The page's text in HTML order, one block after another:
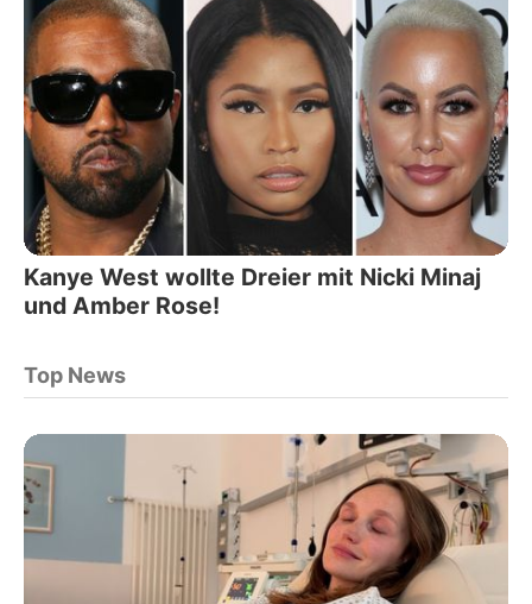
Kanye West wollte Dreier mit Nicki Minaj
und Amber Rose!
Top News